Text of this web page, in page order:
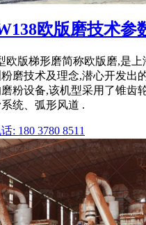
欧版磨技术参
欧版梯形磨简称欧版磨,是上
磨技术及理念,潜心开发出
粉设备,该机型采用了锥齿
统、弧形风道 .
: 180 3780 8511